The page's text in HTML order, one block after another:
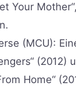
Your
(MCU):
Home“